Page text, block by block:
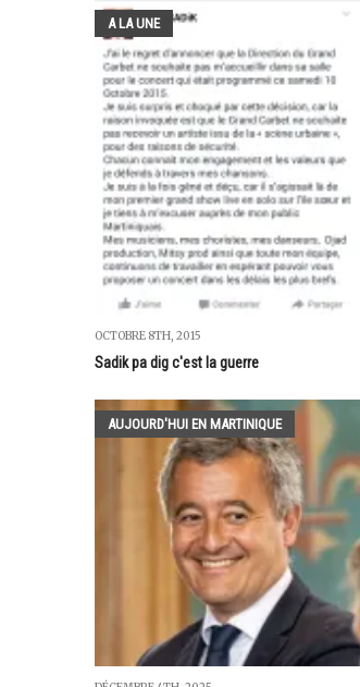
A LA UNE
OCTOBRE 8TH, 2015
Sadik pa dig c'est la guerre
AUJOURD'HUI EN MARTINIQUE